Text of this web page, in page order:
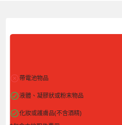
帶電池物品
液體、凝膠狀或粉末物品
化妝或護膚品(不含酒精)